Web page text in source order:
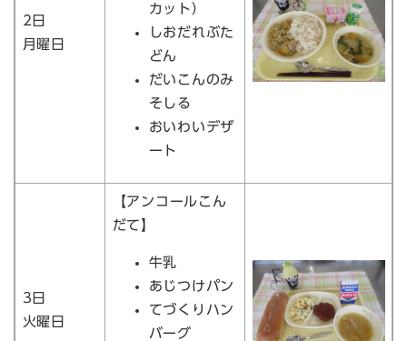
2日
月曜日
カット）
しおだれぶた
どん
だいこんのみ
そしる
おいわいデザ
ート
3日
火曜日
【アンコールこん
だて】
牛乳
あじつけパン
てづくりハン
バーグ